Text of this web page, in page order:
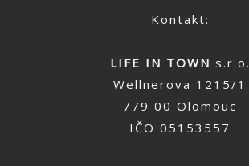
Kontakt:
LIFE IN TOWN s.r.o.
Wellnerova 1215/1
779 00 Olomouc
IČO 05153557